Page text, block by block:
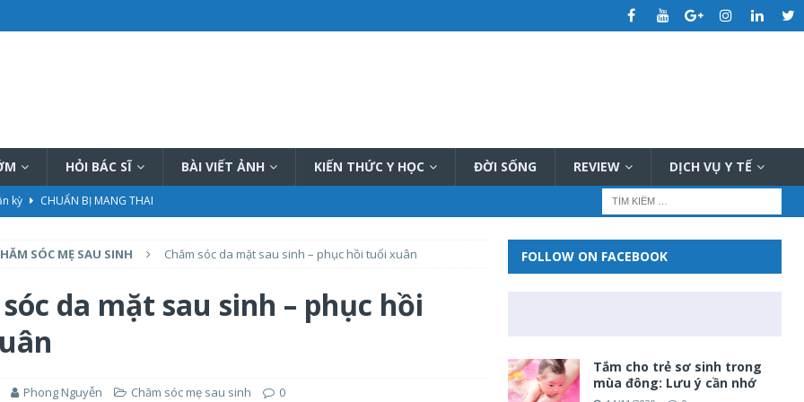
HỎI BÁC SĨ BÀI VIẾT ẢNH KIẾN THỨC Y HỌC ĐỜI SỐNG REVIEW DỊCH VỤ Y TẾ
kỳ
CHUẨN BỊ MANG THAI
quả
PHƯƠNG PHÁP THÔNG TẮC TIA SỮA
tại nhà tốt nhất hiện nay
PHƯƠNG PHÁP THÔNG TẮC TIA SỮA
đầy đủ KIẾN THỨC CHUNG CHĂM SÓC TRẺ SƠ SINH
SÓC MẸ SAU SINH Chăm sóc da mặt sau sinh – phục hồi tuổi xuân
da mặt sau sinh – phục hồi
Phong Nguyễn Chăm sóc mẹ sau sinh 0
FOLLOW ON FACEBOOK
Tắm cho trẻ sơ sinh trong
mùa đông: Lưu ý cần nhớ